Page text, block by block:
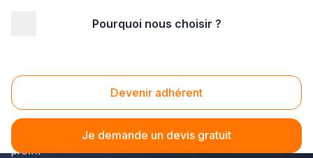
Pourquoi nous choisir ?
Devenir adhérent
Je demande un devis gratuit
Piscine Villepinte (93420)
Les coordonnées des constructeurs de piscines de l'Île-
de-France et de Villepinte sont disponibles sur plus-que-
pro.fr.